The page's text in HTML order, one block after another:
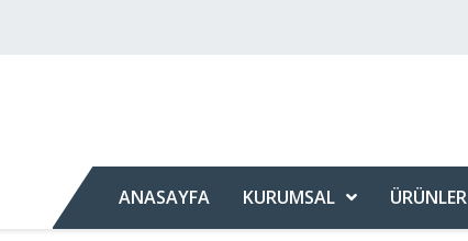
ANASAYFA KURUMSAL ÜRÜNLER